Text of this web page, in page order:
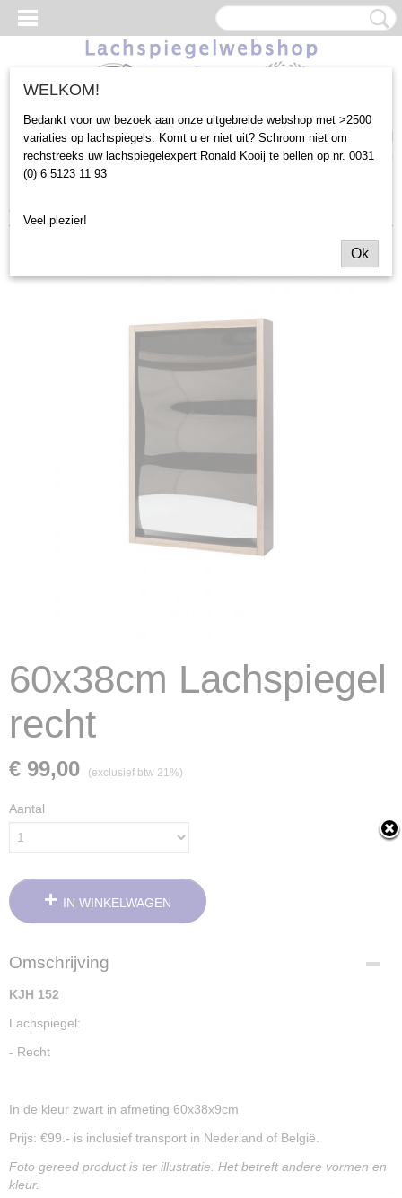
Inloggen Registreren
UW WINKELWAGEN
Geen producten
60x38cm Lachspiegel
recht
€ 99,00 (exclusief btw 21%)
Aantal
IN WINKELWAGEN
Omschrijving
KJH 152
Lachspiegel:
- Recht
In de kleur zwart in afmeting 60x38x9cm
Prijs: €99.- is inclusief transport in Nederland of België.
Foto gereed product is ter illustratie. Het betreft andere vormen en
kleur.
WELKOM!
Bedankt voor uw bezoek aan onze uitgebreide webshop met >2500
variaties op lachspiegels. Komt u er niet uit? Schroom niet om
rechstreeks uw lachspiegelexpert Ronald Kooij te bellen op nr. 0031
(0) 6 5123 11 93
Veel plezier!
Ok